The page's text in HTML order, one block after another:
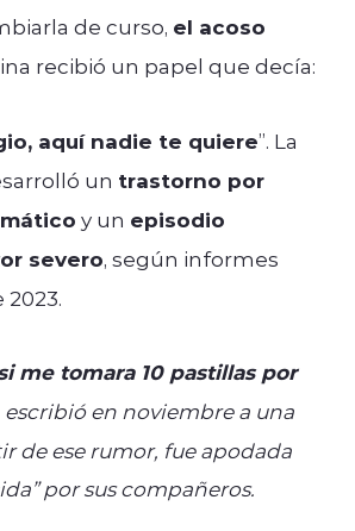
de curso, el acoso
recibió un papel que decía:
aquí nadie te quiere”. La
un trastorno por
y un episodio
severo, según informes
me tomara 10 pastillas por
escribió en noviembre a una
de ese rumor, fue apodada
por sus compañeros.